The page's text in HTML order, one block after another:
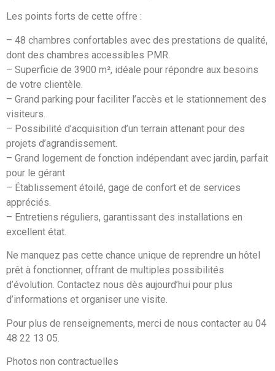
Les points forts de cette offre :
– 48 chambres confortables avec des prestations de qualité,
dont des chambres accessibles PMR.
– Superficie de 3900 m², idéale pour répondre aux besoins
de votre clientèle.
– Grand parking pour faciliter l’accès et le stationnement des
visiteurs.
– Possibilité d’acquisition d’un terrain attenant pour des
projets d’agrandissement.
– Grand logement de fonction indépendant avec jardin, parfait
pour le gérant
– Établissement étoilé, gage de confort et de services
appréciés.
– Entretiens réguliers, garantissant des installations en
excellent état.
Ne manquez pas cette chance unique de reprendre un hôtel
prêt à fonctionner, offrant de multiples possibilités
d’évolution. Contactez nous dès aujourd’hui pour plus
d’informations et organiser une visite.
Pour plus de renseignements, merci de nous contacter au 04
48 22 13 05.
Photos non contractuelles